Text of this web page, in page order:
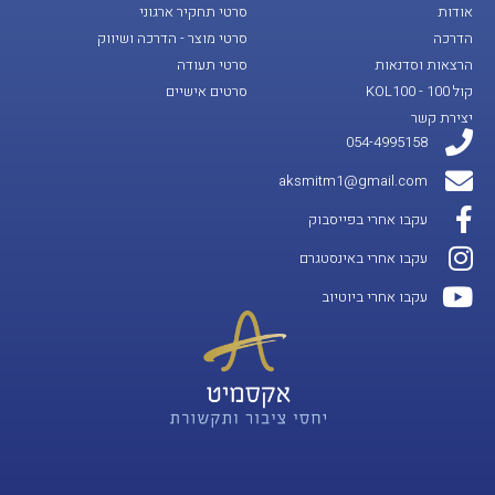
אודות
הדרכה
הרצאות וסדנאות
קול 100 - KOL100
יצירת קשר
סרטי תחקיר ארגוני
סרטי מוצר - הדרכה ושיווק
סרטי תעודה
סרטים אישיים
054-4995158
aksmitm1@gmail.com
עקבו אחרי בפייסבוק
עקבו אחרי באינסטגרם
עקבו אחרי ביוטיוב